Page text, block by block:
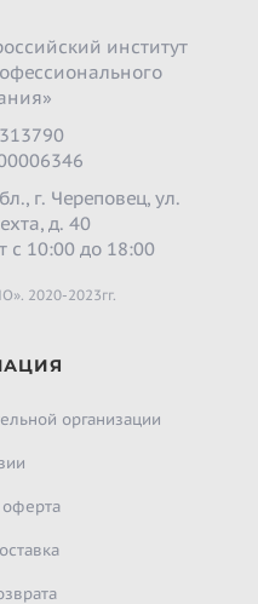
институт
г. Череповец, ул.
д. 40
с 10:00 до 18:00
2020-2023гг.
организации